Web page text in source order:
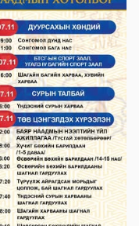
даатгалын
газар